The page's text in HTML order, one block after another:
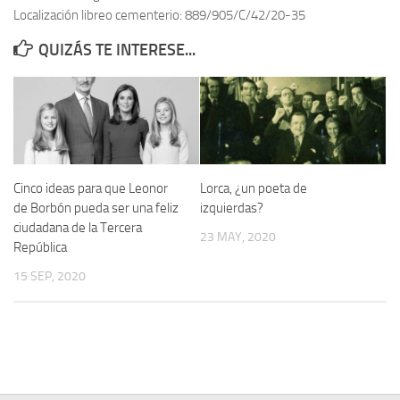
Memoria Histórica
Investigación previa de la represión en Talavera de la Reina (1937-
1947).
Informe Represión en Toledo 1936-1947 | Buscador
Informe de la fosa de abril de 1939 de Tembleque
Enciclopedia Republicana
Militantes históricos IR
Localización libreo cementerio: 889/905/C/42/20-35
QUIZÁS TE INTERESE...
Cinco ideas para que Leonor
de Borbón pueda ser una feliz
ciudadana de la Tercera
República
15 SEP, 2020
Lorca, ¿un poeta de
izquierdas?
23 MAY, 2020